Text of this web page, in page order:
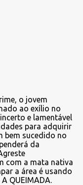
o jovem
ao exílio no
e lamentável
para adquirir
bem sucedido no
da
com a mata nativa
a área é usando
QUEIMADA.